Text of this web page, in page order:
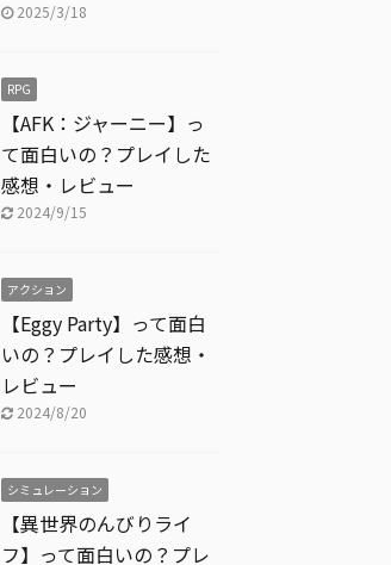
2025/3/18
RPG
【AFK：ジャーニー】っ
て面白いの？プレイした
感想・レビュー
2024/9/15
アクション
【Eggy Party】って面白
いの？プレイした感想・
レビュー
2024/8/20
シミュレーション
【異世界のんびりライ
フ】って面白いの？プレ